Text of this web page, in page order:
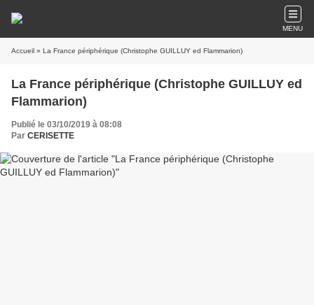
MENU
Accueil » La France périphérique (Christophe GUILLUY ed Flammarion)
La France périphérique (Christophe GUILLUY ed
Flammarion)
Publié le 03/10/2019 à 08:08
Par CERISETTE